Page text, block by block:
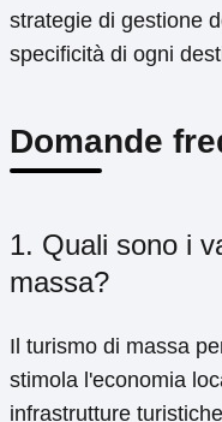
strategie di gestione
specificità di ogni
Domande
1. Quali sono i
massa?
Il turismo di massa
stimola l'economia
infrastrutture